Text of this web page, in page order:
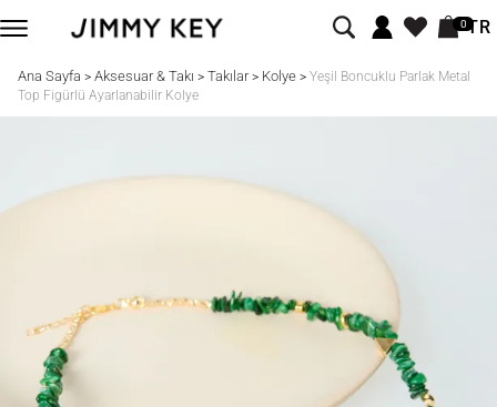
0TR
Ana Sayfa > Aksesuar & Takı > Takılar> Kolye> Yeşil Boncuklu Parlak Metal
Top Figürlü Ayarlanabilir Kolye